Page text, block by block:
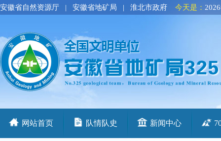
安徽省自然资源厅 | 安徽省地矿局 | 淮北市政府 今天是：
网站首页 队情队史 新闻中心